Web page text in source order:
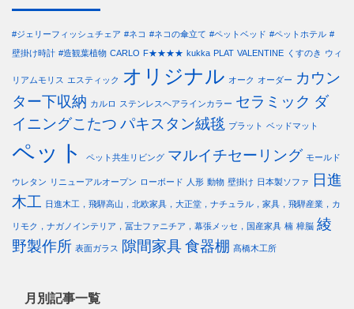
#ジェリーフィッシュチェア #ネコ #ネコの傘立て #ペットベッド #ペットホテル #
壁掛け時計 #造観葉植物 CARLO F★★★★ kukka PLAT VALENTINE くすのき ウィ
リアムモリス エスティック オリジナル オーク オーダー カウン
ター下収納 カルロ ステンレスヘアラインカラー セラミック ダ
イニングこたつ パキスタン絨毯 プラット ベッドマット
ペット ペット共生リビング マルイチセーリング モールド
ウレタン リニューアルオープン ローボード 人形 動物 壁掛け 日本製ソファ
日進
木工 日進木工，飛騨高山，北欧家具，大正堂，ナチュラル，家具，飛騨産業，カ
リモク，ナガノインテリア，冨士ファニチア，幕張メッセ，国産家具 楠 樟脳 綾
野製作所 表面ガラス 隙間家具食器棚 髙橋木工所
月別記事一覧